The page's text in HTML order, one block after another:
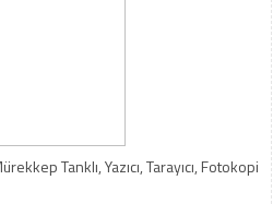
Tanklı, Yazıcı, Tarayıcı, Fotokopi